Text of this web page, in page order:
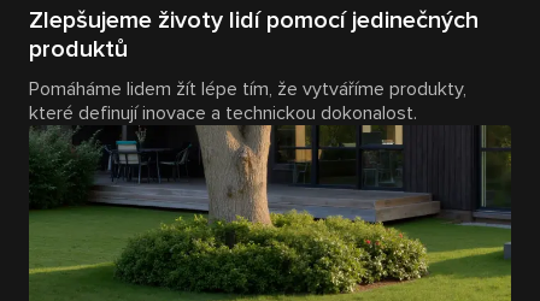
Zlepšujeme životy lidí pomocí jedinečných
produktů
Pomáháme lidem žít lépe tím, že vytváříme produkty,
které definují inovace a technickou dokonalost.